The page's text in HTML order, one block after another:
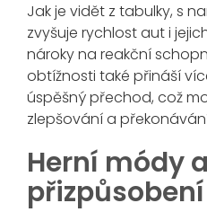
Jak je vidět z tabulky, s
zvyšuje rychlost aut i
nároky na reakční
obtížnosti také přináší
úspěšný přechod, což
zlepšování a
Herní módy
přizpůsobení